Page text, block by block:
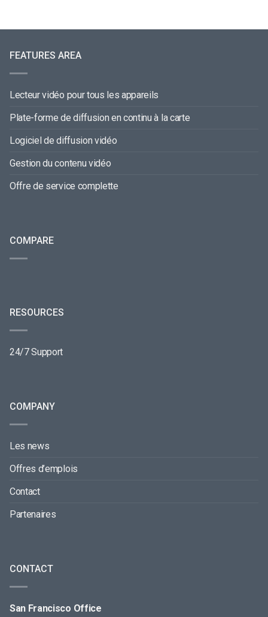
FEATURES AREA
Lecteur vidéo pour tous les appareils
Plate-forme de diffusion en continu à la carte
Logiciel de diffusion vidéo
Gestion du contenu vidéo
Offre de service complette
COMPARE
RESOURCES
24/7 Support
COMPANY
Les news
Offres d’emplois
Contact
Partenaires
CONTACT
San Francisco Office